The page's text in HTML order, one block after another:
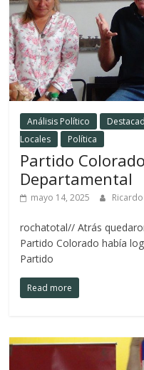
Análisis Político
Locales
Política
Partido
Departamental
mayo 14, 2025
rochatotal// Atrás
Partido Colorado había
Partido
Read more